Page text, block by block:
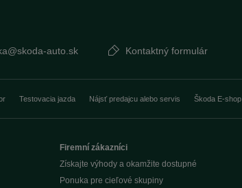
auto.sk Kontaktný formulár
Testovacia jazda Nájsť predajcu alebo servis Škoda E-shop
Firemní zákazníci
Získajte výhody a okamžite dostupné
Ponuka pre cieľové skupiny